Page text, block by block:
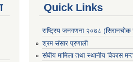
Quick Links
राष्ट्रिय जनगणना २०७८ (सिरानचोक
श्रम संसार प्रणाली
संघीय मामिला तथा स्थानीय विकास